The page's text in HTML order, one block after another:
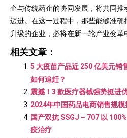
企与传统药企的协同发展，将共同推
迈进。在这一过程中，那些能够准
升级的企业，必将在新一轮产业变革
相关文章：
5 大疫苗产品近 250 亿美元销
如何追赶？
震撼！3 款医疗器械强势挺进
2024年中国药品电商销售规模
国产双抗 SSGJ – 707 以
疫治疗